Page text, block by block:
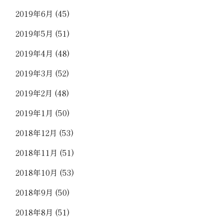
2019年6月 (45)
2019年5月 (51)
2019年4月 (48)
2019年3月 (52)
2019年2月 (48)
2019年1月 (50)
2018年12月 (53)
2018年11月 (51)
2018年10月 (53)
2018年9月 (50)
2018年8月 (51)